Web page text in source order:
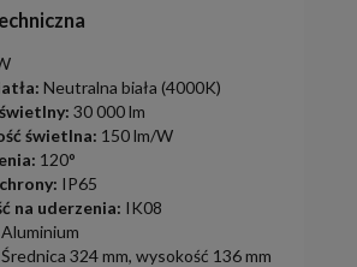
Neutralna biała (4000K)
30 000 lm
świetlna: 150 lm/W
120°
IP65
na uderzenia: IK08
Aluminium
Średnica 324 mm, wysokość 136 mm